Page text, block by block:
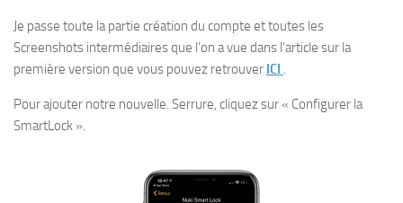
Je passe toute la partie création du compte et toutes les
Screenshots intermédiaires que l’on a vue dans l’article sur la
première version que vous pouvez retrouver ICI .
Pour ajouter notre nouvelle. Serrure, cliquez sur « Configurer la
SmartLock ».